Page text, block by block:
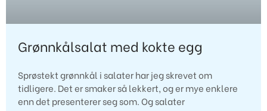
Grønnkålsalat med kokte egg
Sprøstekt grønnkål i salater har jeg skrevet om
tidligere. Det er smaker så lekkert, og er mye enklere
enn det presenterer seg som. Og salater